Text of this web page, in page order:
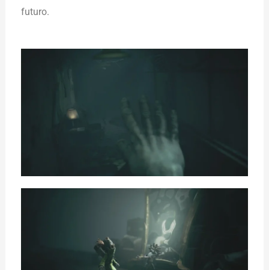
futuro.